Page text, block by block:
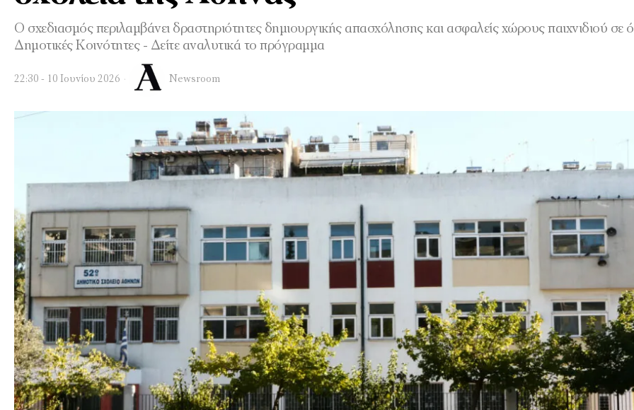
Ο σχεδιασμός περιλαμβάνει δραστηριότητες δημιουργικής απασχόλησης και ασφαλείς χώρους παιχνιδιού σε
Δημοτικές Κοινότητες - Δείτε αναλυτικά το πρόγραμμα
22:30 - 10 Ιουνίου 2026 Newsroom